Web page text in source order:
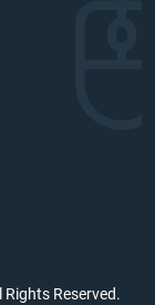
Rights Reserved.